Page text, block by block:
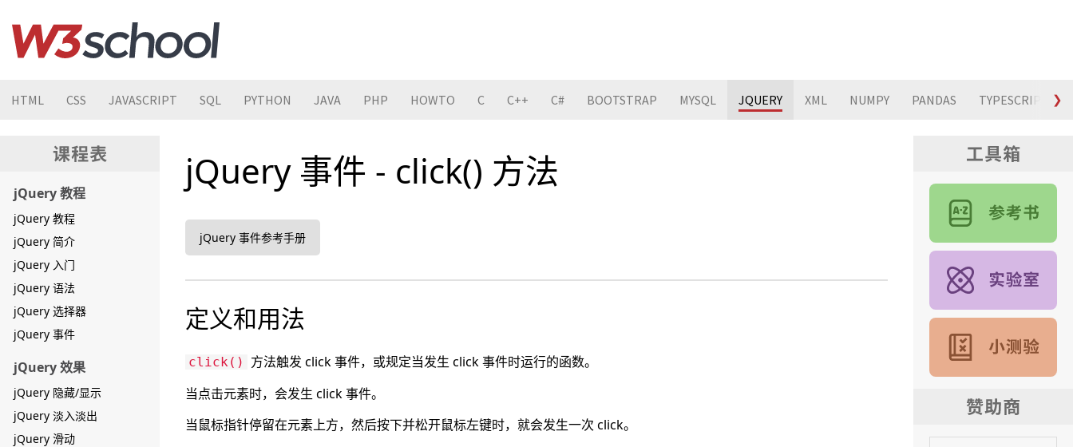
HTML CSS JAVASCRIPT SQL PYTHON JAVA PHP HOWTO C C++ C# BOOTSTRAP MYSQL JQUERY XML NUMPY PANDAS TYPESCRIPT ❯
jQuery 教程
jQuery 教程
jQuery 简介
jQuery 入门
jQuery 语法
jQuery 选择器
jQuery 事件
jQuery 效果
jQuery 隐藏/显示
jQuery 淡入淡出
jQuery 滑动
jQuery 事件 - click() 方法
jQuery 事件参考手册
定义和用法
click()
方法触发 click 事件，或规定当发生 click 事件时运行的函数。
当点击元素时，会发生 click 事件。
当鼠标指针停留在元素上方，然后按下并松开鼠标左键时，就会发生一次 click。